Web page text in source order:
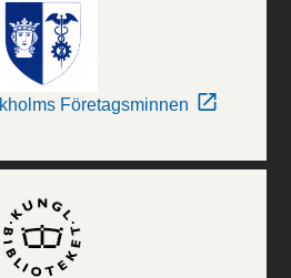
Företagsminnen